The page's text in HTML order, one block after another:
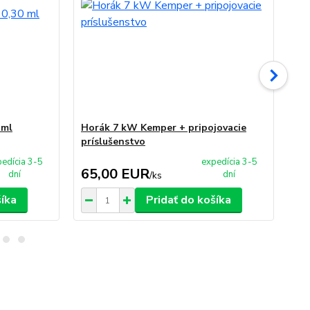
3-5
dní
Horák 7 kW Kemper + pripojovacie
príslušenstvo
65,00 EUR/ks
expedícia 3-5
dní
Pridať do košíka